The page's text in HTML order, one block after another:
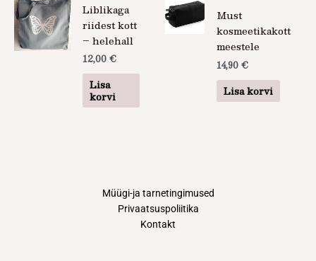
Liblikaga
riidest kott
– helehall
12,00 €
Lisa
korvi
Must
kosmeetikakott
meestele
14,90 €
Lisa korvi
Müügi-ja tarnetingimused
Privaatsuspoliitika
Kontakt